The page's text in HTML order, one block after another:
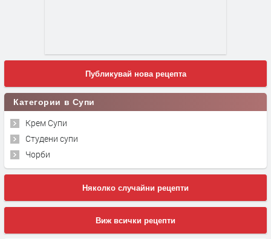
Публикувай нова рецепта
Категории в Супи
Крем Супи
Студени супи
Чорби
Няколко случайни рецепти
Виж всички рецепти